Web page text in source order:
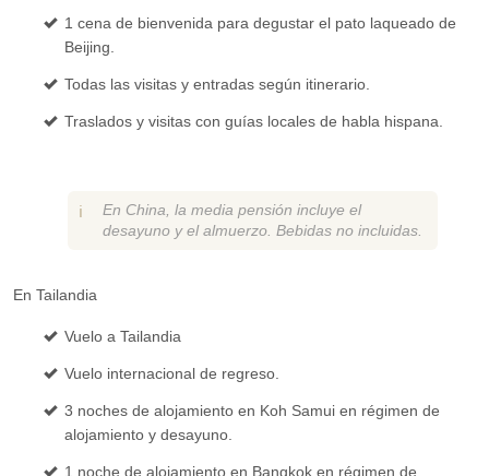
1 cena de bienvenida para degustar el pato laqueado de
Beijing.
Todas las visitas y entradas según itinerario.
Traslados y visitas con guías locales de habla hispana.
En China, la media pensión incluye el
desayuno y el almuerzo. Bebidas no incluidas.
En Tailandia
Vuelo a Tailandia
Vuelo internacional de regreso.
3 noches de alojamiento en Koh Samui en régimen de
alojamiento y desayuno.
1 noche de alojamiento en Bangkok en régimen de